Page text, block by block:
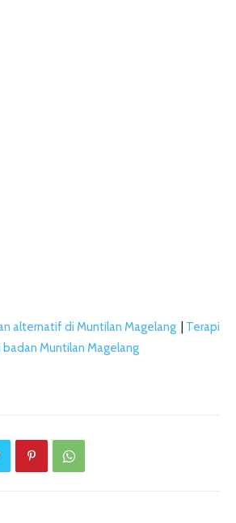
alternatif di Muntilan Magelang| Terapi
badan Muntilan Magelang